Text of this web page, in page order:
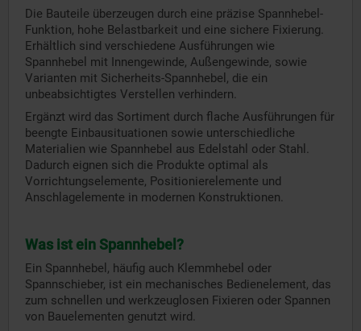
Die Bauteile überzeugen durch eine präzise Spannhebel-
Funktion, hohe Belastbarkeit und eine sichere Fixierung.
Erhältlich sind verschiedene Ausführungen wie
Spannhebel mit Innengewinde, Außengewinde, sowie
Varianten mit Sicherheits-Spannhebel, die ein
unbeabsichtigtes Verstellen verhindern.
Ergänzt wird das Sortiment durch flache Ausführungen für
beengte Einbausituationen sowie unterschiedliche
Materialien wie Spannhebel aus Edelstahl oder Stahl.
Dadurch eignen sich die Produkte optimal als
Vorrichtungselemente, Positionierelemente und
Anschlagelemente in modernen Konstruktionen.
Was ist ein Spannhebel?
Ein Spannhebel, häufig auch Klemmhebel oder
Spannschieber, ist ein mechanisches Bedienelement, das
zum schnellen und werkzeuglosen Fixieren oder Spannen
von Bauelementen genutzt wird.